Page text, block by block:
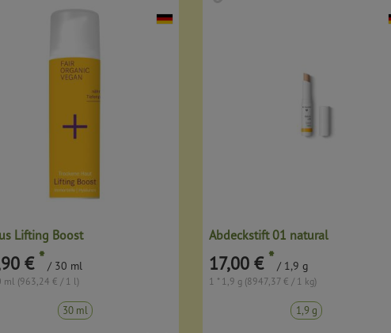
Lifting Boost
€* / 30 ml
ml (963,24 € / 1 l)
30 ml
Abdeckstift 01 natural
17,00 € * / 1,9 g
1 * 1,9 g (8947,37 € / 1 kg)
1,9 g